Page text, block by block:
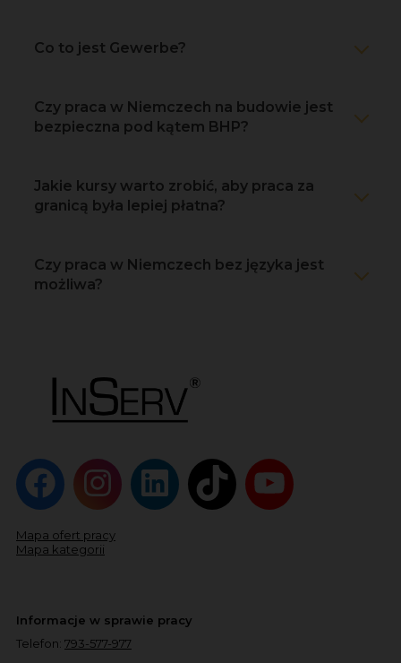
Co to jest Gewerbe?
Czy praca w Niemczech na budowie jest
bezpieczna pod kątem BHP?
Jakie kursy warto zrobić, aby praca za
granicą była lepiej płatna?
Czy praca w Niemczech bez języka jest
możliwa?
Mapa ofert pracy
Mapa kategorii
Informacje w sprawie pracy
Telefon: 793-577-977